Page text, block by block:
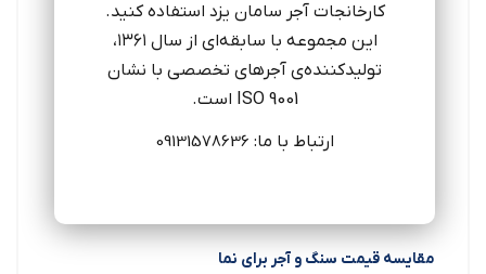
کارخانجات آجر سامان یزد استفاده کنید.
این مجموعه با سابقه‌ای از سال ۱۳۶۱،
تولیدکننده‌ی آجرهای تخصصی با نشان
ISO 9001 است.
ارتباط با ما: 09131578636
مقایسه قیمت سنگ و آجر برای نما